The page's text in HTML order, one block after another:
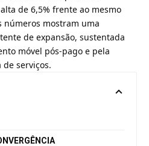
de 6,5% frente ao mesmo
números mostram uma
de expansão, sustentada
móvel pós-pago e pela
serviços.